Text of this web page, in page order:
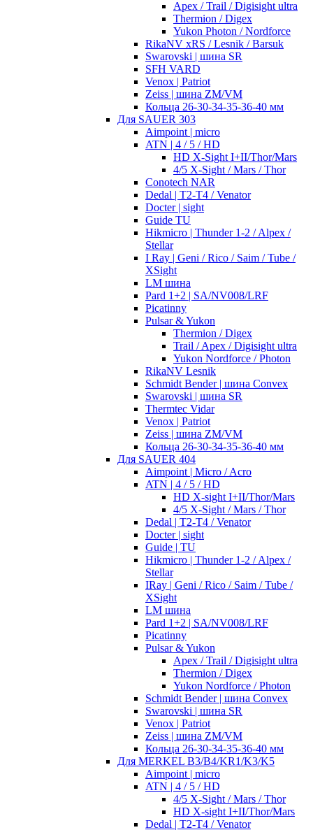
Apex / Trail / Digisight ultra
Thermion / Digex
Yukon Photon / Nordforce
RikaNV xRS / Lesnik / Barsuk
Swarovski | шина SR
SFH VARD
Venox | Patriot
Zeiss | шина ZM/VM
Кольца 26-30-34-35-36-40 мм
Для SAUER 303
Aimpoint | micro
ATN | 4 / 5 / HD
HD X-Sight I+II/Thor/Mars
4/5 X-Sight / Mars / Thor
Conotech NAR
Dedal | T2-T4 / Venator
Docter | sight
Guide TU
Hikmicro | Thunder 1-2 / Alpex /
Stellar
I Ray | Geni / Rico / Saim / Tube /
XSight
LM шина
Pard 1+2 | SA/NV008/LRF
Picatinny
Pulsar & Yukon
Thermion / Digex
Trail / Apex / Digisight ultra
Yukon Nordforce / Photon
RikaNV Lesnik
Schmidt Bender | шина Convex
Swarovski | шина SR
Thermtec Vidar
Venox | Patriot
Zeiss | шина ZM/VM
Кольца 26-30-34-35-36-40 мм
Для SAUER 404
Aimpoint | Micro / Acro
ATN | 4 / 5 / HD
HD X-sight I+II/Thor/Mars
4/5 X-Sight / Mars / Thor
Dedal | T2-T4 / Venator
Docter | sight
Guide | TU
Hikmicro | Thunder 1-2 / Alpex /
Stellar
IRay | Geni / Rico / Saim / Tube /
XSight
LM шина
Pard 1+2 | SA/NV008/LRF
Picatinny
Pulsar & Yukon
Apex / Trail / Digisight ultra
Thermion / Digex
Yukon Nordforce / Photon
Schmidt Bender | шина Convex
Swarovski | шина SR
Venox | Patriot
Zeiss | шина ZM/VM
Кольца 26-30-34-35-36-40 мм
Для MERKEL B3/B4/KR1/K3/K5
Aimpoint | micro
ATN | 4 / 5 / HD
4/5 X-Sight / Mars / Thor
HD X-sight I+II/Thor/Mars
Dedal | T2-T4 / Venator